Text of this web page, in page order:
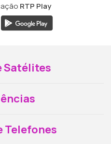
RTP Play
Satélites
Telefones